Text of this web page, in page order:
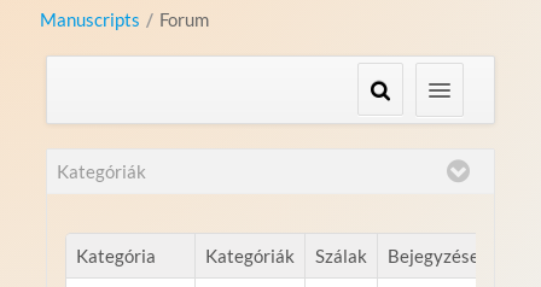
Manuscripts / Forum
Kategóriák
Kategória Kategóriák Szálak Bejegyzések